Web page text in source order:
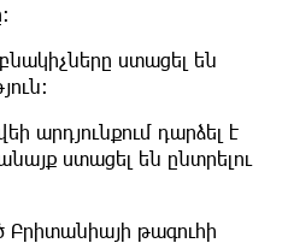
ստացել են
արդյունքում դարձել է
ստացել են ընտրելու
Բրիտանիայի թագուհի